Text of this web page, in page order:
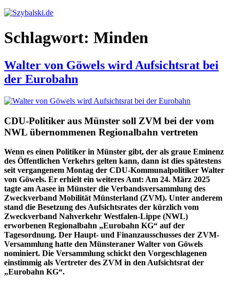
Schlagwort: Minden
Walter von Göwels wird Aufsichtsrat bei
der Eurobahn
CDU-Politiker aus Münster soll ZVM bei der vom
NWL übernommenen Regionalbahn vertreten
Wenn es einen Politiker in Münster gibt, der als graue Eminenz
des Öffentlichen Verkehrs gelten kann, dann ist dies spätestens
seit vergangenem Montag der CDU-Kommunalpolitiker Walter
von Göwels. Er erhielt ein weiteres Amt: Am 24. März 2025
tagte am Aasee in Münster die Verbandsversammlung des
Zweckverband Mobilität Münsterland (ZVM). Unter anderem
stand die Besetzung des Aufsichtsrates der kürzlich vom
Zweckverband Nahverkehr Westfalen-Lippe (NWL)
erworbenen Regionalbahn „Eurobahn KG“ auf der
Tagesordnung. Der Haupt- und Finanzausschusses der ZVM-
Versammlung hatte den Münsteraner Walter von Göwels
nominiert. Die Versammlung schickt den Vorgeschlagenen
einstimmig als Vertreter des ZVM in den Aufsichtsrat der
„Eurobahn KG“.